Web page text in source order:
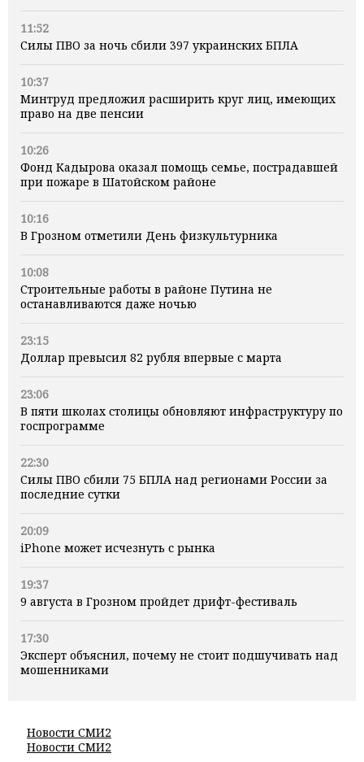
11:52
Силы ПВО за ночь сбили 397 украинских БПЛА
10:37
Минтруд предложил расширить круг лиц, имеющих
право на две пенсии
10:26
Фонд Кадырова оказал помощь семье, пострадавшей
при пожаре в Шатойском районе
10:16
В Грозном отметили День физкультурника
10:08
Строительные работы в районе Путина не
останавливаются даже ночью
23:15
Доллар превысил 82 рубля впервые с марта
23:06
В пяти школах столицы обновляют инфраструктуру по
госпрограмме
22:30
Силы ПВО сбили 75 БПЛА над регионами России за
последние сутки
20:09
iPhone может исчезнуть с рынка
19:37
9 августа в Грозном пройдет дрифт-фестиваль
17:30
Эксперт объяснил, почему не стоит подшучивать над
мошенниками
Новости СМИ2
Новости СМИ2